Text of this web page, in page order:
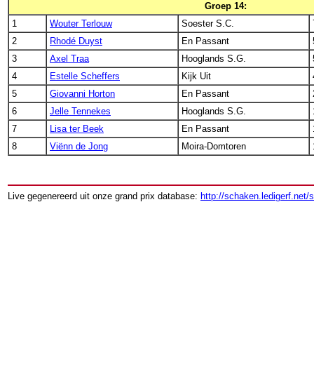
Groep 14:
1
Wouter Terlouw Soester S.C.
2
Rhodé Duyst En Passant
3
Axel Traa Hooglands S.G.
4
Estelle Scheffers Kijk Uit
5
Giovanni Horton En Passant
6
Jelle Tennekes Hooglands S.G.
7
Lisa ter Beek En Passant
8
Viënn de Jong Moira-Domtoren
Live gegenereerd uit onze grand prix database: http://schaken.ledigerf.net/